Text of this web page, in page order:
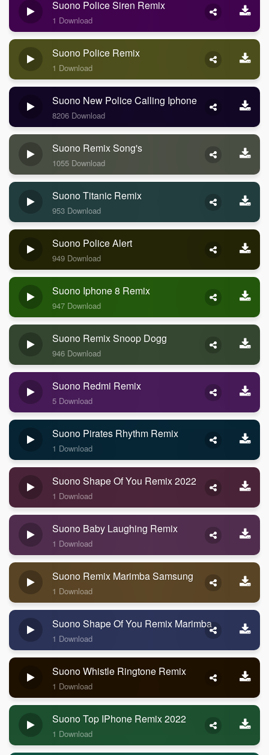
Suono Police Siren Remix
1 Download
Suono Police Remix
1 Download
Suono New Police Calling Iphone
8206 Download
Suono Remix Song's
1055 Download
Suono Titanic Remix
953 Download
Suono Police Alert
949 Download
Suono Iphone 8 Remix
947 Download
Suono Remix Snoop Dogg
946 Download
Suono Redmi Remix
5 Download
Suono Pirates Rhythm Remix
1 Download
Suono Shape Of You Remix 2022
1 Download
Suono Baby Laughing Remix
1 Download
Suono Remix Marimba Samsung
1 Download
Suono Shape Of You Remix Marimba
1 Download
Suono Whistle Ringtone Remix
1 Download
Suono Top IPhone Remix 2022
1 Download